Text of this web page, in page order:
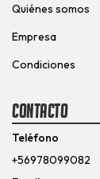
Quiénes somos
Empresa
Condiciones
Contacto
Teléfono
+56978099082